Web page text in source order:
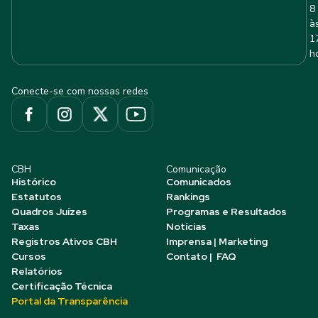
8
Conecte-se com nossas redes
CBH
Histórico
Estatutos
Quadros Juízes
Taxas
Registros Ativos CBH
Cursos
Relatórios
Certificação Técnica
Portal da Transparência
Comunicação
Comunicados
Rankings
Programas e Resultados
Notícias
Imprensa | Marketing
Contato | FAQ